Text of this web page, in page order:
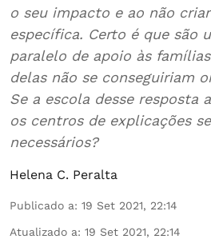
o seu impacto e ao não
específica. Certo é que são
paralelo de apoio às
delas não se conseguiriam
Se a escola desse resposta
os centros de explicações
necessários?
Helena C. Peralta
Publicado a: 19 Set 2021, 22:14
Atualizado a: 19 Set 2021, 22:14